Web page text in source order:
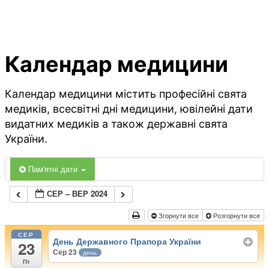
Календар медицини
Календар медицини містить професійні свята
медиків, всесвітні дні медицини, ювілейні дати
видатних медиків а також державні свята
України.
Пам'ятні дати
СЕР – ВЕР 2024
Згорнути все Розгорнути все
СЕР
23
Пт
День Державного Прапора України
Сер 23 день